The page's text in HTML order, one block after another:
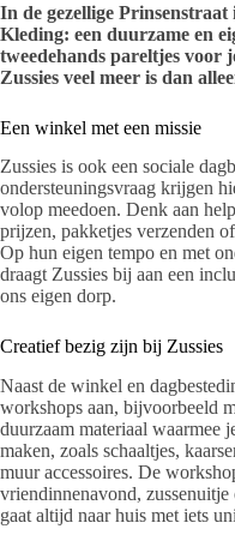
In de gezellige
Kleding: een duurzame en
tweedehands pareltjes voor
Zussies veel meer is dan
Een winkel met een missie
Zussies is ook een sociale
ondersteuningsvraag krijgen
volop meedoen. Denk aan
prijzen, pakketjes verzenden
Op hun eigen tempo en met
draagt Zussies bij aan een
ons eigen dorp.
Creatief bezig zijn bij Zussies
Naast de winkel en
workshops aan, bijvoorbeeld
duurzaam materiaal waarmee
maken, zoals schaaltjes,
muur accessoires. De
vriendinnenavond,
gaat altijd naar huis met iets